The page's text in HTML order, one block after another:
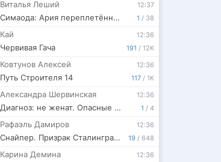
1 / 38
12:37
Виталья Леший
Симаода: Ария переплетённых судеб
191 / 12K
12:36
Кай
Червивая Гача
117 / 1K
12:36
Ковтунов Алексей
Путь Строителя 14
1 / 4
12:36
Александра Шервинская
Диагноз: не женат. Опасные тайны
19 / 648
12:36
Рафаэль Дамиров
Снайпер. Призрак Сталинграда - 3
12:36
Карина Демина